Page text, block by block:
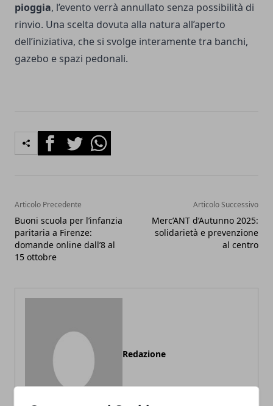
pioggia, l’evento verrà annullato senza possibilità di
rinvio. Una scelta dovuta alla natura all’aperto
dell’iniziativa, che si svolge interamente tra banchi,
gazebo e spazi pedonali.
FacebookTwitterWhatsapp
Articolo Precedente
Buoni scuola per l’infanzia
paritaria a Firenze:
domande online dall’8 al
15 ottobre
Articolo Successivo
Merc’ANT d’Autunno 2025:
solidarietà e prevenzione
al centro
Redazione